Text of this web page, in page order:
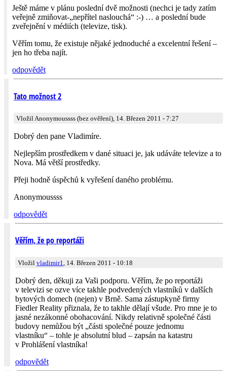
Ještě máme v plánu poslední dvě možnosti (nechci je tady zatím
veřejně zmiňovat-„nepřítel naslouchá“ :-) … a poslední bude
zveřejnění v médiích (televize, tisk).
Věřím tomu, že existuje nějaké jednoduché a excelentní řešení –
jen ho třeba najít.
odpovědět
Tato možnost 2
Vložil Anonymoussss (bez ověření), 14. Březen 2011 - 7:27
Dobrý den pane Vladimíre.
Nejlepším prostředkem v dané situaci je, jak udáváte televize a to
Nova. Má větší prostředky.
Přeji hodně úspěchů k vyřešení daného problému.
Anonymoussss
odpovědět
Věřím, že po reportáži
Vložil vladimir1 , 14. Březen 2011 - 10:18
Dobrý den, děkuji za Vaši podporu. Věřím, že po reportáži
v televizi se ozve více takhle podvedených vlastníků v dalších
bytových domech (nejen) v Brně. Sama zástupkyně firmy
Fiedler Reality přiznala, že to takhle dělají všude. Pro mne je to
jasné nezákonné obohacování. Nikdy relativně společné části
budovy nemůžou být „části společné pouze jednomu
vlastníku“ – tohle je absolutní blud – zapsán na katastru
v Prohlášení vlastníka!
odpovědět